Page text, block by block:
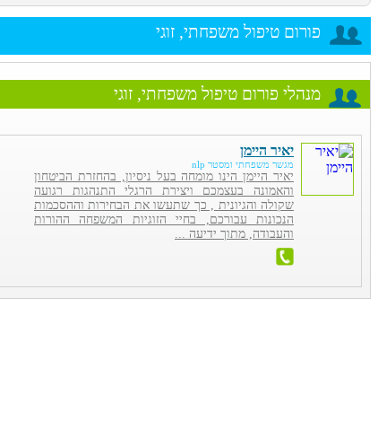
פורום טיפול משפחתי, זוגי
מנהלי פורום טיפול משפחתי, זוגי
יאיר היימן
מגשר משפחתי ומסטר nlp
יאיר היימן הינו מומחה בעל ניסיון, בהחזרת הביטחון
והאמונה בעצמכם ויצירת הרגלי התנהגות רגועה
שקולה והגיונית , כך שתעשו את הבחירות וההסכמות
הנכונות עבורכם, בחיי הזוגיות המשפחה ההורות
והעבודה, מתוך ידיעה ...